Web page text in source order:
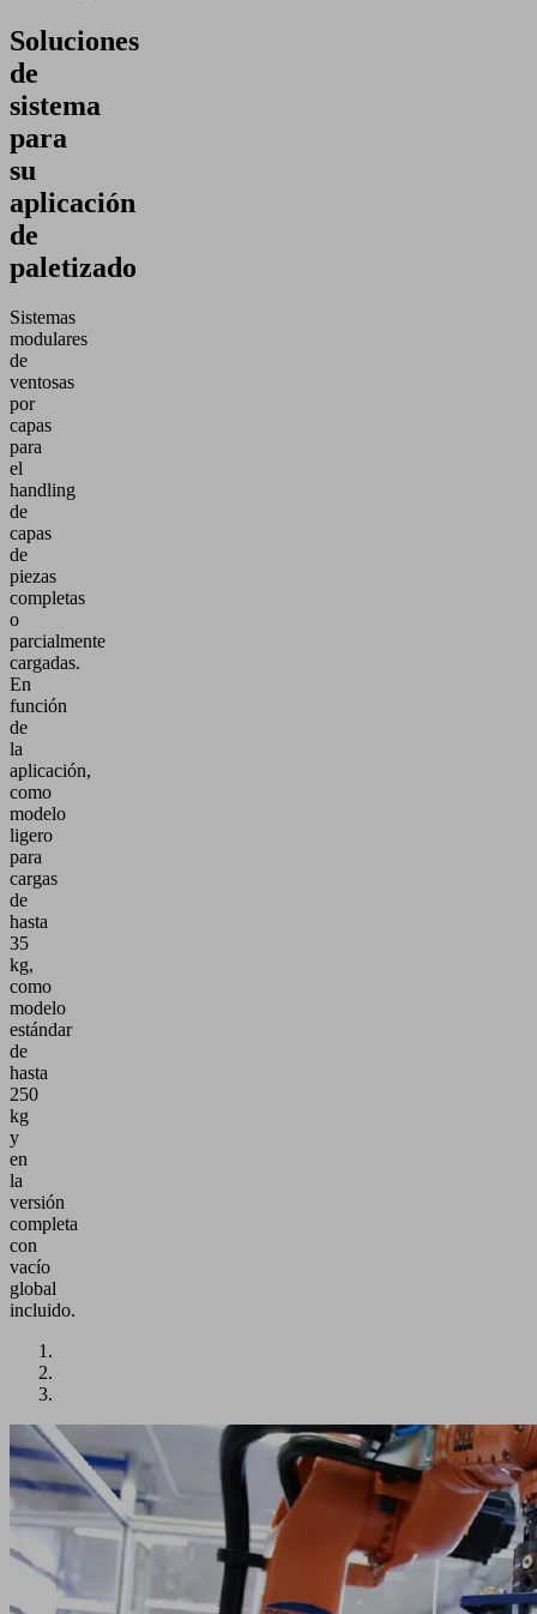
Soluciones
de
sistema
para
su
aplicación
de
paletizado
Sistemas
modulares
de
ventosas
por
capas
para
el
handling
de
capas
de
piezas
completas
o
parcialmente
cargadas.
En
función
de
la
aplicación,
como
modelo
ligero
para
cargas
de
hasta
35
kg,
como
modelo
estándar
de
hasta
250
kg
y
en
la
versión
completa
con
vacío
global
incluido.
Aplicación